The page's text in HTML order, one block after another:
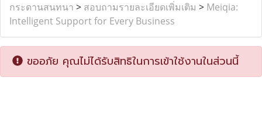
กระดานสนทนา > สอบถามรายละเอียดเพิ่มเติม > Meiqia:
Intelligent Support for Every Business
ขออภัย คุณไม่ได้รับสิทธิในการเข้าใช้งานในส่วนนี้